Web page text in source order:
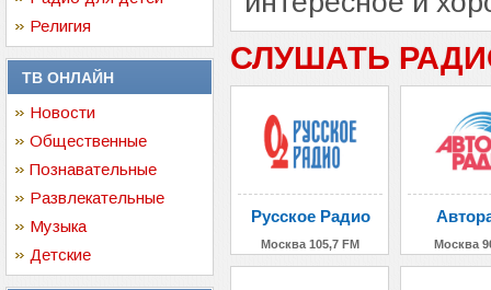
Религия
ТВ ОНЛАЙН
Новости
Общественные
Познавательные
Развлекательные
Музыка
Детские
СЛУШАТЬ
Русское Радио
Москва 105,7 FM Москва